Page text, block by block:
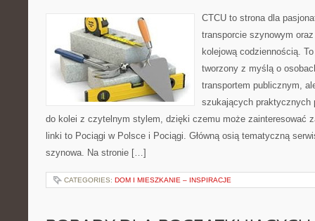
CTCU to strona dla
transporcie szynowym
kolejową codziennością.
tworzony z myślą o
transportem publicznym,
szukających praktycznych
do kolei z czytelnym stylem, dzięki czemu może zainteresować
linki to Pociągi w Polsce i Pociągi. Główną osią tematyczną
szynowa. Na stronie […]
CATEGORIES: DOM I MIESZKANIE – INSPIRACJE